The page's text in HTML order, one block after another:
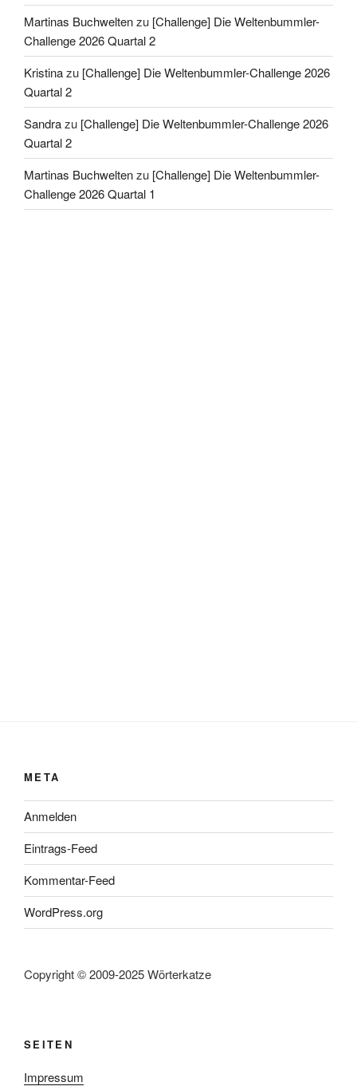
Martinas Buchweltenzu [Challenge] Die Weltenbummler-
Challenge 2026 Quartal 2
Kristinazu [Challenge] Die Weltenbummler-Challenge 2026
Quartal 2
Sandrazu [Challenge] Die Weltenbummler-Challenge 2026
Quartal 2
Martinas Buchweltenzu [Challenge] Die Weltenbummler-
Challenge 2026 Quartal 1
META
Anmelden
Eintrags-Feed
Kommentar-Feed
WordPress.org
Copyright © 2009-2025 Wörterkatze
SEITEN
Impressum